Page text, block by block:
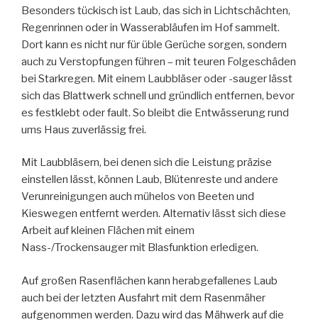
Besonders tückisch ist Laub, das sich in Lichtschächten,
Regenrinnen oder in Wasserabläufen im Hof sammelt.
Dort kann es nicht nur für üble Gerüche sorgen, sondern
auch zu Verstopfungen führen – mit teuren Folgeschäden
bei Starkregen. Mit einem Laubbläser oder -sauger lässt
sich das Blattwerk schnell und gründlich entfernen, bevor
es festklebt oder fault. So bleibt die Entwässerung rund
ums Haus zuverlässig frei.
Mit Laubbläsern, bei denen sich die Leistung präzise
einstellen lässt, können Laub, Blütenreste und andere
Verunreinigungen auch mühelos von Beeten und
Kieswegen entfernt werden. Alternativ lässt sich diese
Arbeit auf kleinen Flächen mit einem
Nass-/Trockensauger mit Blasfunktion erledigen.
Auf großen Rasenflächen kann herabgefallenes Laub
auch bei der letzten Ausfahrt mit dem Rasenmäher
aufgenommen werden. Dazu wird das Mähwerk auf die